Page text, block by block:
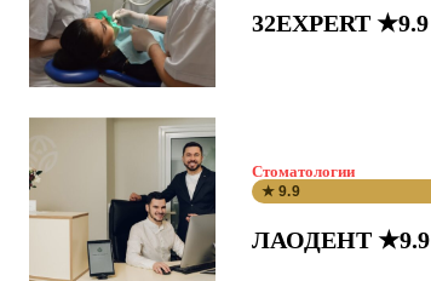
32EXPERT ★9.9
Стоматологии
★ 9.9
ЛАОДЕНТ ★9.9